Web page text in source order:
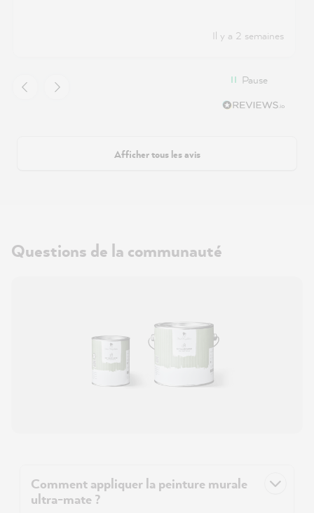
Il y a 2 semaines
Pause
Afficher tous les avis
Questions de la communauté
Comment appliquer la peinture murale
ultra-mate ?